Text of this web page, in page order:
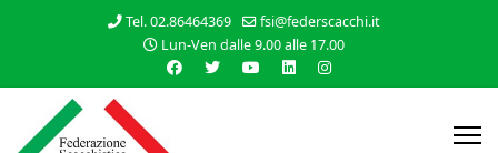
Tel. 02.86464369
fsi@federscacchi.it
Lun-Ven dalle 9.00 alle 17.00